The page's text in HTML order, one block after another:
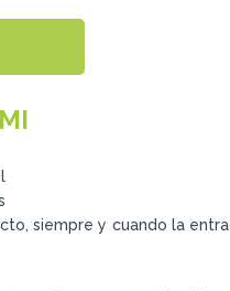
siempre y cuando la